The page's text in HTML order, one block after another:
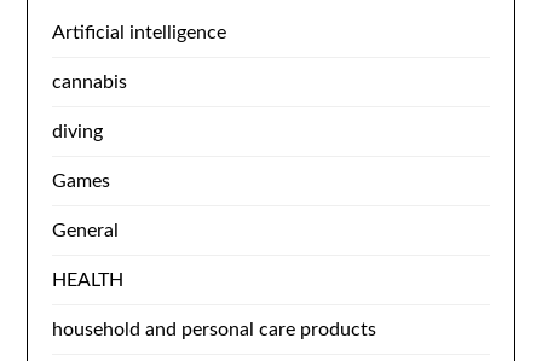
Artificial intelligence
cannabis
diving
Games
General
HEALTH
household and personal care products